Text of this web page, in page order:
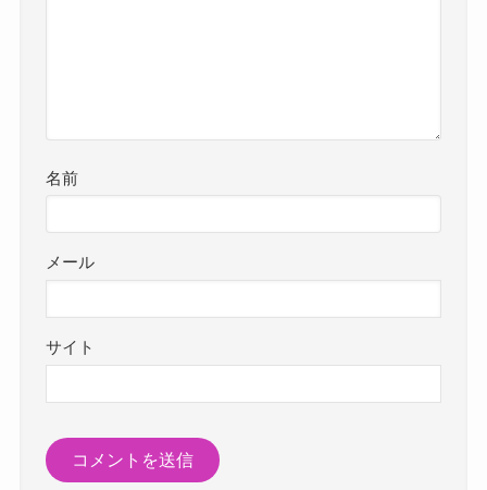
名前
メール
サイト